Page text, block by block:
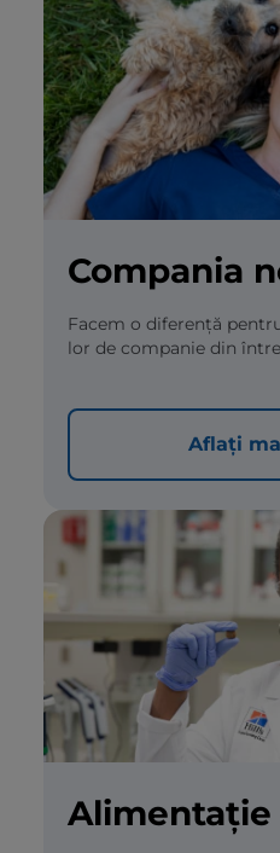
Compania
Facem o diferență
lor de companie din
Aflați
Alimentație